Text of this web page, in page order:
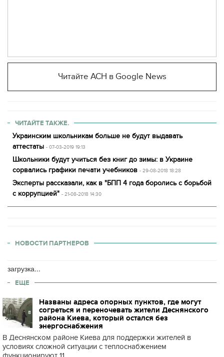
Читайте АСН в Google News
ЧИТАЙТЕ ТАКЖЕ.
Украинским школьникам больше не будут выдавать
аттестаты - 07-03-2019 19:13
Школьники будут учиться без книг до зимы: в Украине
сорвались графики печати учебников - 29-08-2018 18:28
Эксперты рассказали, как в "БПП 4 года боролись с борьбой
с коррупцией" - 21-08-2018 14:30
НОВОСТИ ПАРТНЕРОВ
загрузка...
ЕЩЕ
Названы адреса опорных пунктов, где могут
согреться и переночевать жители Деснянского
района Киева, который остался без
энергоснабжения
В Деснянском районе Киева для поддержки жителей в
условиях сложной ситуации с теплоснабжением